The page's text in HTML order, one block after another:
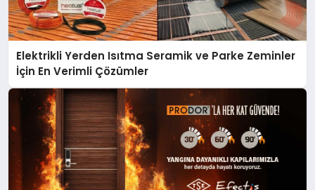
Elektrikli Yerden Isıtma Seramik ve Parke Zeminler
İçin En Verimli Çözümler